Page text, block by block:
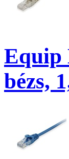
Equip
bézs,